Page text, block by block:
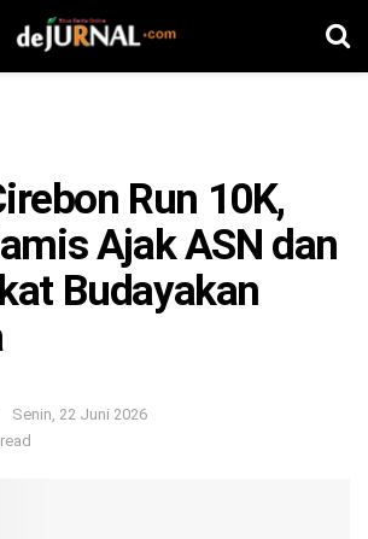
Run 10K,
Ajak ASN dan
Budayakan
Senin, 22 Juni 2026